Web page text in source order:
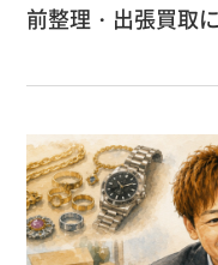
前整理・出張買取に